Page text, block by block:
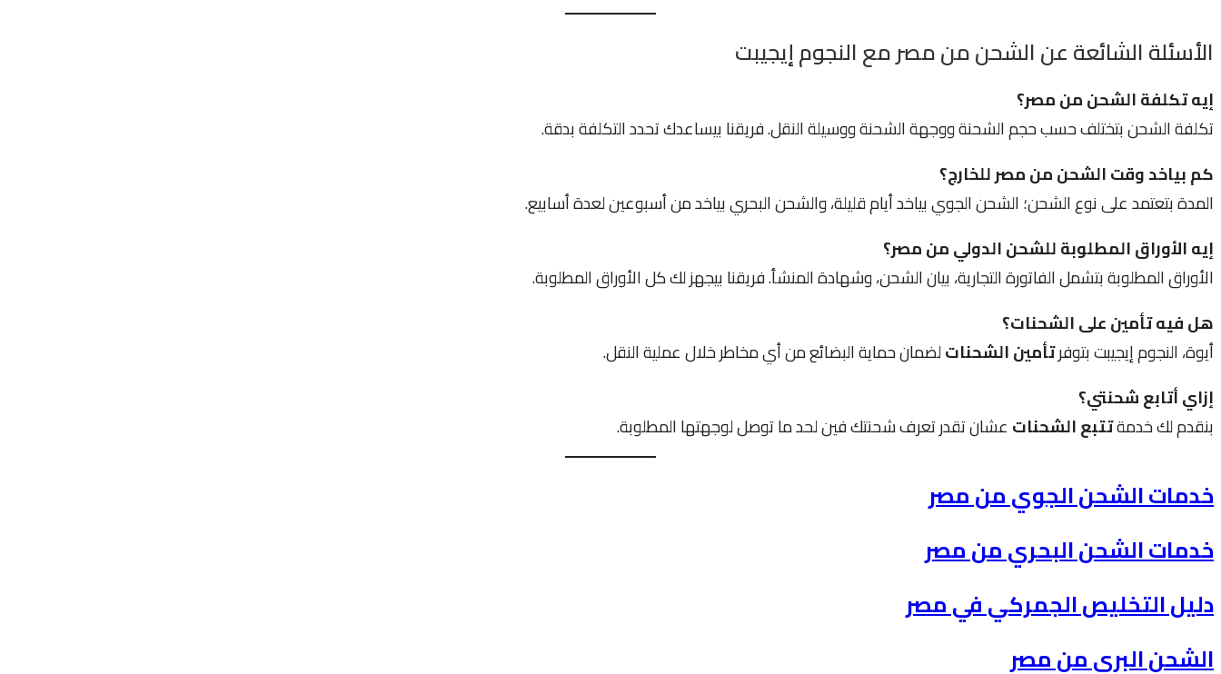
الأسئلة الشائعة عن الشحن من مصر مع النجوم إيجيبت
إيه تكلفة الشحن من مصر؟
تكلفة الشحن بتختلف حسب حجم الشحنة ووجهة الشحنة ووسيلة النقل. فريقنا بيساعدك تحدد التكلفة بدقة.
كم بياخد وقت الشحن من مصر للخارج؟
المدة بتعتمد على نوع الشحن؛ الشحن الجوي بياخد أيام قليلة، والشحن البحري بياخد من أسبوعين لعدة أسابيع.
إيه الأوراق المطلوبة للشحن الدولي من مصر؟
الأوراق المطلوبة بتشمل الفاتورة التجارية، بيان الشحن، وشهادة المنشأ. فريقنا بيجهز لك كل الأوراق المطلوبة.
هل فيه تأمين على الشحنات؟
أيوة، النجوم إيجيبت بتوفرتأمين الشحناتلضمان حماية البضائع من أي مخاطر خلال عملية النقل.
إزاي أتابع شحنتي؟
بنقدم لك خدمةتتبع الشحنات عشان تقدر تعرف شحنتك فين لحد ما توصل لوجهتها المطلوبة.
خدمات الشحن الجوي من مصر
خدمات الشحن البحري من مصر
دليل التخليص الجمركي في مصر
الشحن البري من مصر